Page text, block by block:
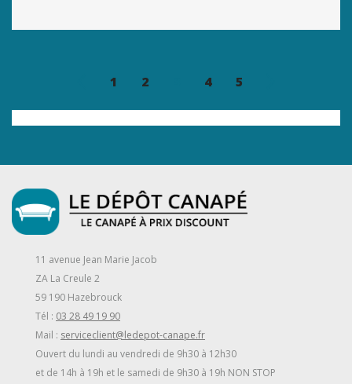
1 2 4 5
11 avenue Jean Marie Jacob
ZA La Creule 2
59 190 Hazebrouck
Tél : 03 28 49 19 90
Mail : serviceclient@ledepot-canape.fr
Ouvert du lundi au vendredi de 9h30 à 12h30
et de 14h à 19h et le samedi de 9h30 à 19h NON STOP